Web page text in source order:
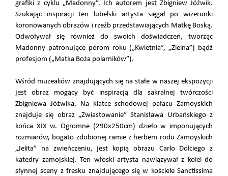
grafiki z cyklu „Madonny”. Ich autorem jest Zbigniew Jóźwik.
Szukając inspiracji ten lubelski artysta sięgał po wizerunki
koronowanych obrazów i rzeźb przedstawiających Matkę Boską.
Odwoływał się również do swoich doświadczeń, tworząc
Madonny patronujące porom roku („Kwietnia”, „Zielna”) bądź
profesjom („Matka Boża polarników”).
Wśród muzealiów znajdujących się na stałe w naszej ekspozycji
jest obraz mogący być inspiracją dla sakralnej twórczości
Zbigniewa Jóźwika. Na klatce schodowej pałacu Zamoyskich
znajduje się obraz „Zwiastowanie” Stanisława Urbańskiego z
końca XIX w. Ogromne (290x250cm) dzieło w imponujących
rozmiarów, bogato zdobionej ramie z herbem rodu Zamoyskich
„Jelita” na zwieńczeniu, jest kopią obrazu Carlo Dolciego z
katedry zamojskiej. Ten włoski artysta nawiązywał z kolei do
słynnej sceny z fresku znajdującego się w kościele Sanctissima